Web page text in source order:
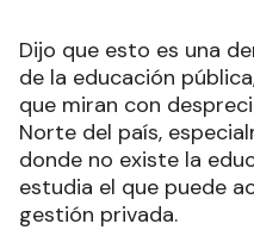
Dijo que esto es una
de la educación
que miran con
Norte del país,
donde no existe la
estudia el que puede
gestión privada.